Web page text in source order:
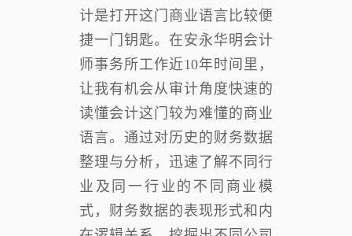
计是打开这门商业语言比较便
捷一门钥匙。在安永华明会计
师事务所工作近10年时间里，
让我有机会从审计角度快速的
读懂会计这门较为难懂的商业
语言。通过对历史的财务数据
整理与分析，迅速了解不同行
业及同一行业的不同商业模
式，财务数据的表现形式和内